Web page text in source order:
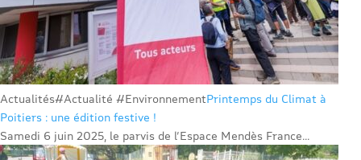
Actualités#Actualité #EnvironnementPrintemps du Climat à
Poitiers : une édition festive !
Samedi 6 juin 2025, le parvis de l’Espace Mendès France...